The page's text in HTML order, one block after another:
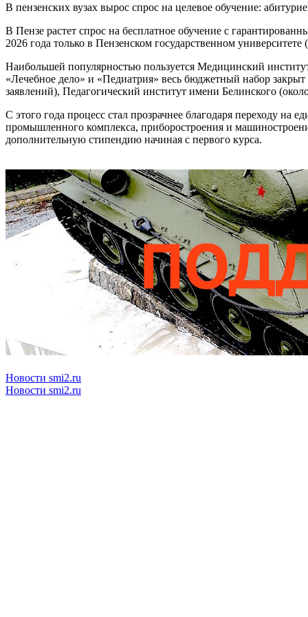
В пензенских вузах вырос спрос на целевое обучение:
В Пензе растет спрос на бесплатное обучение с
2026 года только в Пензенском государственном
Наибольшей популярностью пользуется Медицинский
«Лечебное дело» и «Педиатрия» весь бюджетный набор
заявлений), Педагогический институт имени Белинского
С этого года процесс стал прозрачнее благодаря переходу
промышленного комплекса, приборостроения и
дополнительную стипендию начиная с первого курса.
Новости smi2.ru
Новости smi2.ru